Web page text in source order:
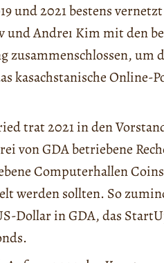
und 2021 bestens
und Andreı Kim mit den
zusammenschlossen, um
kasachstanische Online-
trat 2021 in den
von GDA betriebene
Computerhallen
werden sollten. So
Dollar in GDA, das